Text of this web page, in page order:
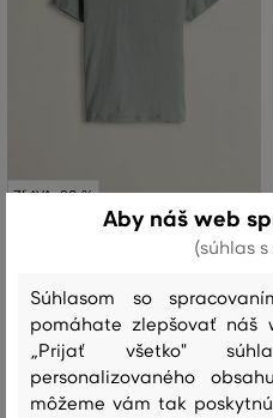
ZĽAVA -30 %
TRIČKO GANT CIRCLE GRAPHIC SS
34 90 €
24 40 €
Dostupné veľkosti:
122/128, 128/134 , 134/140, 140/146 , 152/158
+2
ďalšie
Aby náš web
(súhlas
Súhlasom so
pomáhate zlepšovať náš
„Prijať všetko"
personalizovaného
môžeme vám tak